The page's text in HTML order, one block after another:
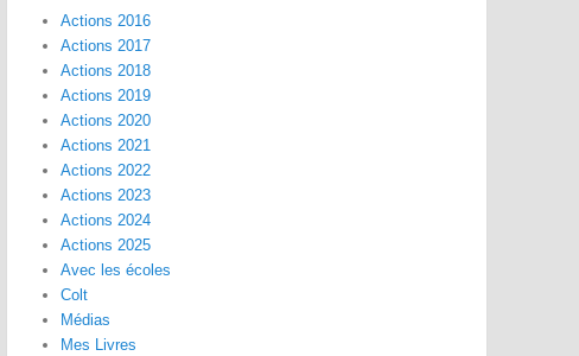
Actions 2016
Actions 2017
Actions 2018
Actions 2019
Actions 2020
Actions 2021
Actions 2022
Actions 2023
Actions 2024
Actions 2025
Avec les écoles
Colt
Médias
Mes Livres